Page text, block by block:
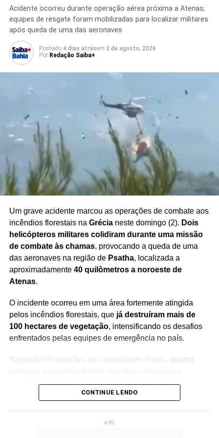
pessoas e deixaram outras 35 feridas, evidenciando
que a situação humanitária e de segurança permanece
crítica.
As divergências entre as partes demonstram a
complexidade das negociações
questões militares, diplomáticas e humanitárias. O
avanços dependerão da construção de um consenso
capaz de atender às preocupações de segurança
apresentadas pelo governo.
A comunidade internacional acompanha o desenrolar das
tratativas, enquanto os esforços diplomáticos seguem
voltados à busca por uma solução que contribua para a
redução da violência e para a estabilidade na região.
Redação Saiba+
Acidente ocorreu durante operação aérea próxima a Atenas;
equipes de resgate foram mobilizadas para localizar militares
após queda de uma das aeronaves
Postado 4 dias atrásem 2 de agosto, 2026
Por Redação Saiba+
Um grave acidente marcou as operações de combate aos
incêndios florestais na Grécianeste domingo (2). Dois
helicópteros militares colidiram durante uma missão
de combate às chamas, provocando a queda de uma
das aeronaves na região de Psatha, localizada a
aproximadamente 40 quilômetros a noroeste de
Atenas.
O incidente ocorreu em uma área fortemente atingida
pelos incêndios florestais, que já destruíram mais de
100 hectares de vegetação, intensificando os desafios
enfrentados pelas equipes de emergência no país.
Segundo informações das autoridades locais, quatro
envolvidas na colisão. Até o momento,não há
confirmação oficial sobre o estado de saúde ou o
CONTINUE LENDO
ADS